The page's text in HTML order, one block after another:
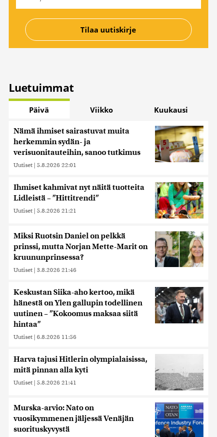
Luetuimmat
Päivä Viikko Kuukausi
Nämä ihmiset sairastuvat muita
herkemmin sydän- ja
verisuonitauteihin, sanoo tutkimus
Uutiset | 5.8.2026 22:01
Ihmiset kahmivat nyt näitä tuotteita
Lidleistä – ”Hittitrendi”
Uutiset | 5.8.2026 21:21
Miksi Ruotsin Daniel on pelkkä
prinssi, mutta Norjan Mette-Marit on
kruununprinsessa?
Uutiset | 3.8.2026 21:46
Keskustan Siika-aho kertoo, mikä
hänestä on Ylen gallupin todellinen
uutinen – ”Kokoomus maksaa siitä
hintaa”
Uutiset | 6.8.2026 11:56
Harva tajusi Hitlerin olympialaisissa,
mitä pinnan alla kyti
Uutiset | 5.8.2026 21:41
Murska-arvio: Nato on
vuosikymmenen jäljessä Venäjän
suorituskyvystä